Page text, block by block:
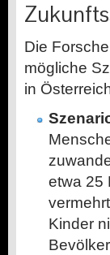
Die
mögliche
in
etwa 25
Kinder